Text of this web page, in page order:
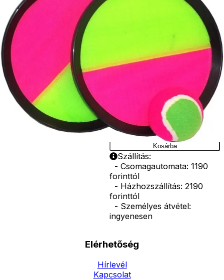
Lábbal hajtós
Téli játékok
strandon,
parkban is
használható. A
Catch Ball
ügyességi játék
két ütőt és egy
labdát
A csomag
tartalma: 2 ütő,
1 labda
Ár
990
Darab
Kosárba
Szállítás:
- Csomagautomata: 1190
forinttól
- Házhozszállítás: 2190
forinttól
- Személyes átvétel:
ingyenesen
Elérhetőség
Hírlevél
Kapcsolat